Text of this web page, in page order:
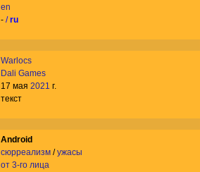
en
- /ru
Warlocs
Dali Games
17 мая 2021 г.
текст
Android
сюрреализм /ужасы
от 3-го лица